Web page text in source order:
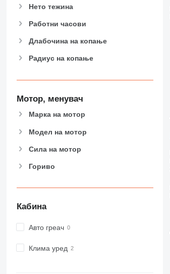
426
428
432
444
E-series
F-series
M-series
PC
JZ
NXT
Нето тежина
Работни часови
Длабочина на копање
Радиус на копање
Мотор, менувач
Марка на мотор
Модел на мотор
Сила на мотор
Гориво
Кабина
Авто греач
Клима уред